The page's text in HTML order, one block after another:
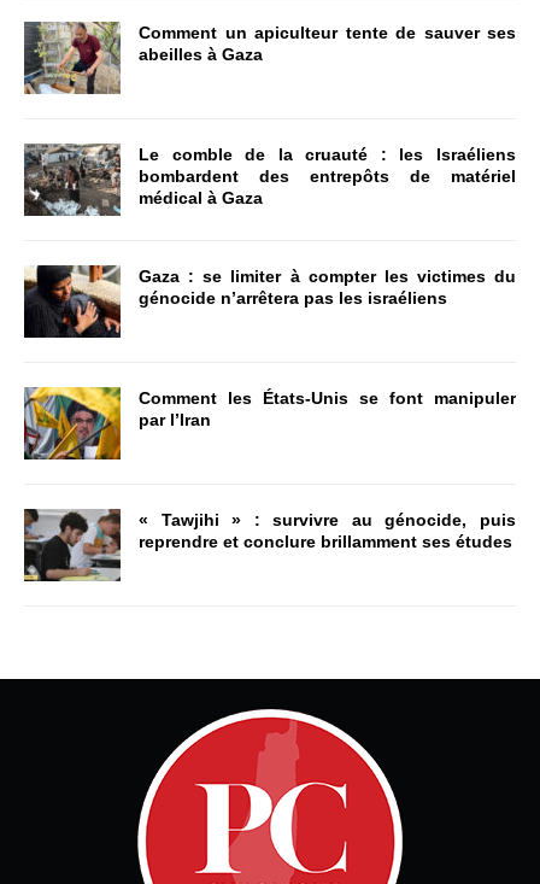
Comment un apiculteur tente de sauver ses
abeilles à Gaza
Le comble de la cruauté : les Israéliens
bombardent des entrepôts de matériel
médical à Gaza
Gaza : se limiter à compter les victimes du
génocide n’arrêtera pas les israéliens
Comment les États-Unis se font manipuler
par l’Iran
« Tawjihi » : survivre au génocide, puis
reprendre et conclure brillamment ses études